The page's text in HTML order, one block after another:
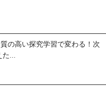
質の高い探究学習で変わる！次
た...